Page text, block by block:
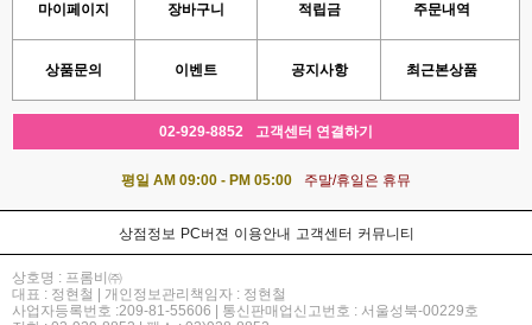
마이페이지 장바구니 적립금 주문내역
상품문의 이벤트 공지사항 최근본상품
02-929-8852 고객센터 연결하기
평일 AM 09:00 - PM 05:00 주말/휴일은 휴뮤
상점정보 PC버젼 이용안내 고객센터 커뮤니티
상호명 : 프롬비㈜
대표 : 정현철 | 개인정보관리책임자 : 정현철
사업자등록번호 :209-81-55606 | 통신판매업신고번호 : 서울성북-00229호